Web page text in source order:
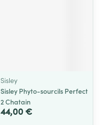
Sisley
Sisley Phyto-sourcils Perfect
2 Chatain
44,00 €